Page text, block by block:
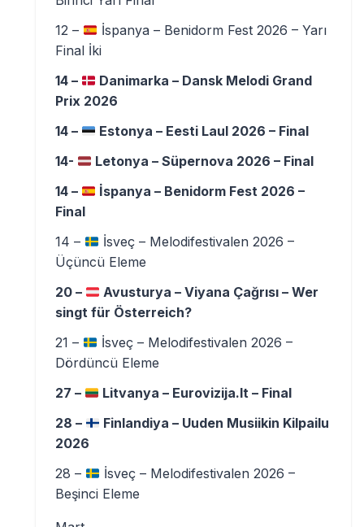
12 –
İspanya – Benidorm Fest 2026 – Yarı
Final İki
14 –
Danimarka – Dansk Melodi Grand
Prix 2026
14 –
Estonya – Eesti Laul 2026 – Final
14-
Letonya – Süpernova 2026 – Final
14 –
İspanya – Benidorm Fest 2026 –
Final
14 –
İsveç – Melodifestivalen 2026 –
Üçüncü Eleme
20 –
Avusturya – Viyana Çağrısı – Wer
singt für Österreich?
21 –
İsveç – Melodifestivalen 2026 –
Dördüncü Eleme
27 –
Litvanya – Eurovizija.lt – Final
28 –
Finlandiya – Uuden Musiikin Kilpailu
2026
28 –
İsveç – Melodifestivalen 2026 –
Beşinci Eleme